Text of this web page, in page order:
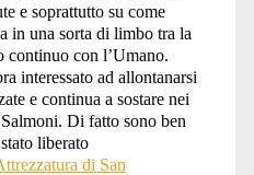
e soprattutto su come
in una sorta di limbo tra la
continuo con l’Umano.
interessato ad allontanarsi
e continua a sostare nei
Di fatto sono ben
liberato
di San